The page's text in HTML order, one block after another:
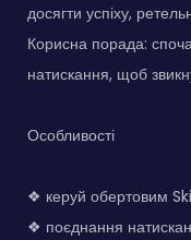
досягти успіху,
Корисна порада:
натискання, щоб
Особливості
❖ керуй обертовим
❖ поєднання